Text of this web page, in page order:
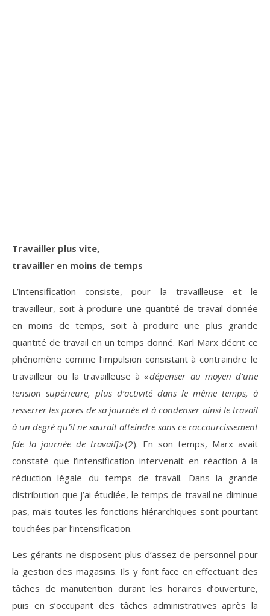
Travailler plus vite,
travailler en moins de temps
L’intensification consiste, pour la travailleuse et le
travailleur, soit à produire une quantité de travail donnée
en moins de temps, soit à produire une plus grande
quantité de travail en un temps donné. Karl Marx décrit ce
phénomène comme l’impulsion consistant à contraindre le
travailleur ou la travailleuse à« dépenser au moyen d’une
tension supérieure, plus d’activité dans le même temps, à
resserrer les pores de sa journée et à condenser ainsi le travail
à un degré qu’il ne saurait atteindre sans ce raccourcissement
[de la journée de travail] »(2). En son temps, Marx avait
constaté que l’intensification intervenait en réaction à la
réduction légale du temps de travail. Dans la grande
distribution que j’ai étudiée, le temps de travail ne diminue
pas, mais toutes les fonctions hiérarchiques sont pourtant
touchées par l’intensification.
Les gérants ne disposent plus d’assez de personnel pour
la gestion des magasins. Ils y font face en effectuant des
tâches de manutention durant les horaires d’ouverture,
puis en s’occupant des tâches administratives après la